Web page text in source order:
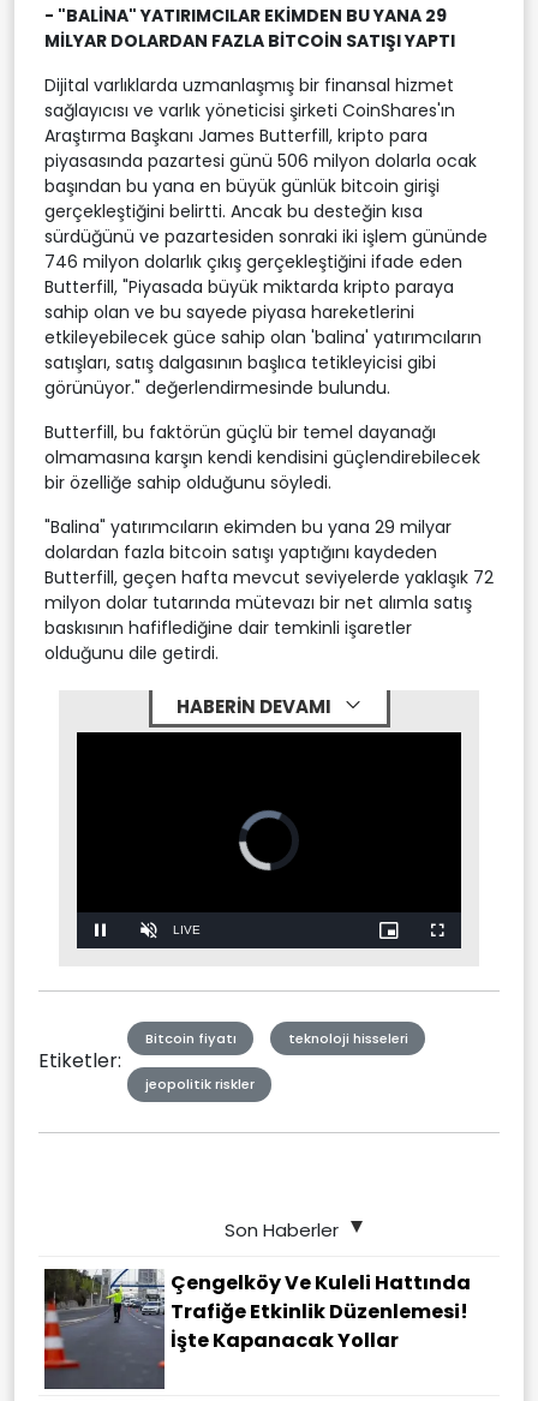
- "BALİNA" YATIRIMCILAR EKİMDEN BU YANA 29
MİLYAR DOLARDAN FAZLA BİTCOİN SATIŞI YAPTI
Dijital varlıklarda uzmanlaşmış bir finansal hizmet
sağlayıcısı ve varlık yöneticisi şirketi CoinShares'ın
Araştırma Başkanı James Butterfill, kripto para
piyasasında pazartesi günü 506 milyon dolarla ocak
başından bu yana en büyük günlük bitcoin girişi
gerçekleştiğini belirtti. Ancak bu desteğin kısa
sürdüğünü ve pazartesiden sonraki iki işlem gününde
746 milyon dolarlık çıkış gerçekleştiğini ifade eden
Butterfill, "Piyasada büyük miktarda kripto paraya
sahip olan ve bu sayede piyasa hareketlerini
etkileyebilecek güce sahip olan 'balina' yatırımcıların
satışları, satış dalgasının başlıca tetikleyicisi gibi
görünüyor." değerlendirmesinde bulundu.
Butterfill, bu faktörün güçlü bir temel dayanağı
olmamasına karşın kendi kendisini güçlendirebilecek
bir özelliğe sahip olduğunu söyledi.
"Balina" yatırımcıların ekimden bu yana 29 milyar
dolardan fazla bitcoin satışı yaptığını kaydeden
Butterfill, geçen hafta mevcut seviyelerde yaklaşık 72
milyon dolar tutarında mütevazı bir net alımla satış
baskısının hafiflediğine dair temkinli işaretler
olduğunu dile getirdi.
HABERİN DEVAMI
Video
Player
is
loading.
Pause Unmute Stream
LIVE
Picture-
in-
Fullscreen
Etiketler:
Bitcoin fiyatı teknoloji hisseleri
jeopolitik riskler
Son Haberler
Çengelköy Ve Kuleli Hattında
Trafiğe Etkinlik Düzenlemesi!
İşte Kapanacak Yollar